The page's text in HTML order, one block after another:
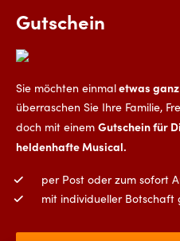
Sie möchten einmaletwas
überraschen Sie Ihre Familie,
doch mit einem Gutschein für
heldenhafte Musical.
per Post oder zum sofort
mit individueller
Gutschein